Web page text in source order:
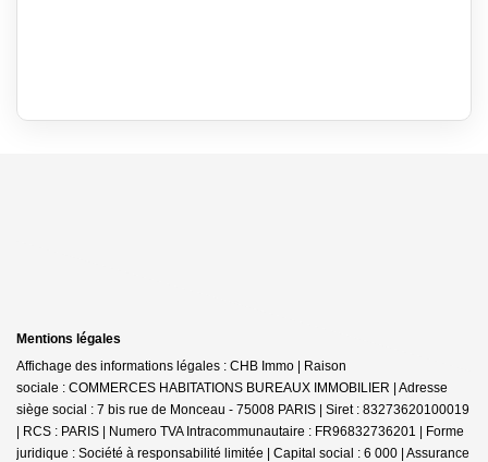
Mentions légales
Affichage des informations légales : CHB Immo | Raison
sociale : COMMERCES HABITATIONS BUREAUX IMMOBILIER | Adresse
siège social : 7 bis rue de Monceau - 75008 PARIS | Siret : 83273620100019
| RCS : PARIS | Numero TVA Intracommunautaire : FR96832736201 | Forme
juridique : Société à responsabilité limitée | Capital social : 6 000 | Assurance